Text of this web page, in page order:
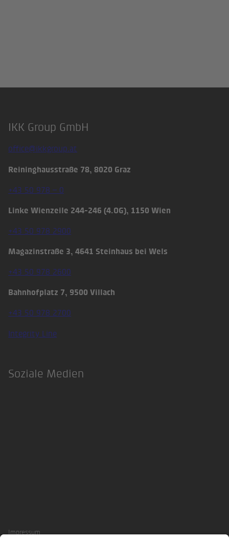
Footer
IKK Group GmbH
office@ikkgroup.at
Reininghausstraße 78, 8020 Graz
+43 50 978 – 0
Linke Wienzeile 244-246 (4.OG), 1150 Wien
+43 50 978 2900
Magazinstraße 3, 4641 Steinhaus bei Wels
+43 50 978 2600
Bahnhofplatz 7, 9500 Villach
+43 50 978 2700
Integrity Line
Soziale Medien
Impressum